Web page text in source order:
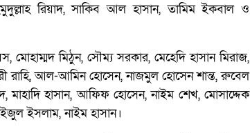
রিয়াদ, সাকিব আল হাসান, তামিম ইকবাল ও
মোহাম্মদ মিঠুন, সৌম্য সরকার, মেহেদি হাসান মিরাজ,
রাহি, আল-আমিন হোসেন, নাজমুল হোসেন শান্ত, রুবেল
হাসান, আফিফ হোসেন, নাইম শেখ, মোসাদ্দেক
ইসলাম, নাইম হাসান।